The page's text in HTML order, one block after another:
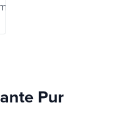
Pur